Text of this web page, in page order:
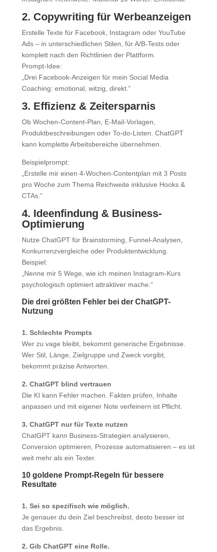
2. Copywriting für Werbeanzeigen
Erstelle Texte für Facebook, Instagram oder YouTube
Ads – in unterschiedlichen Stilen, für A/B-Tests oder
komplett nach den Richtlinien der Plattform.
Prompt-Idee:
„Drei Facebook-Anzeigen für mein Social Media
Coaching: emotional, witzig, direkt.“
3. Effizienz & Zeitersparnis
Ob Wochen-Content-Plan, E-Mail-Vorlagen,
Produktbeschreibungen oder To-do-Listen. ChatGPT
kann komplette Arbeitsbereiche übernehmen.
Beispielprompt:
„Erstelle mir einen 4-Wochen-Contentplan mit 3 Posts
pro Woche zum Thema Reichweite inklusive Hooks &
CTAs.“
4. Ideenfindung & Business-
Optimierung
Nutze ChatGPT für Brainstorming, Funnel-Analysen,
Konkurrenzvergleiche oder Produktentwicklung.
Beispiel:
„Nenne mir 5 Wege, wie ich meinen Instagram-Kurs
psychologisch optimiert attraktiver mache.“
Die drei größten Fehler bei der ChatGPT-
Nutzung
1. Schlechte Prompts
Wer zu vage bleibt, bekommt generische Ergebnisse.
Wer Stil, Länge, Zielgruppe und Zweck vorgibt,
bekommt präzise Antworten.
2. ChatGPT blind vertrauen
Die KI kann Fehler machen. Fakten prüfen, Inhalte
anpassen und mit eigener Note verfeinern ist Pflicht.
3. ChatGPT nur für Texte nutzen
ChatGPT kann Business-Strategien analysieren,
Conversion optimieren, Prozesse automatisieren – es ist
weit mehr als ein Texter.
10 goldene Prompt-Regeln für bessere
Resultate
1. Sei so spezifisch wie möglich.
Je genauer du dein Ziel beschreibst, desto besser ist
das Ergebnis.
2. Gib ChatGPT eine Rolle.